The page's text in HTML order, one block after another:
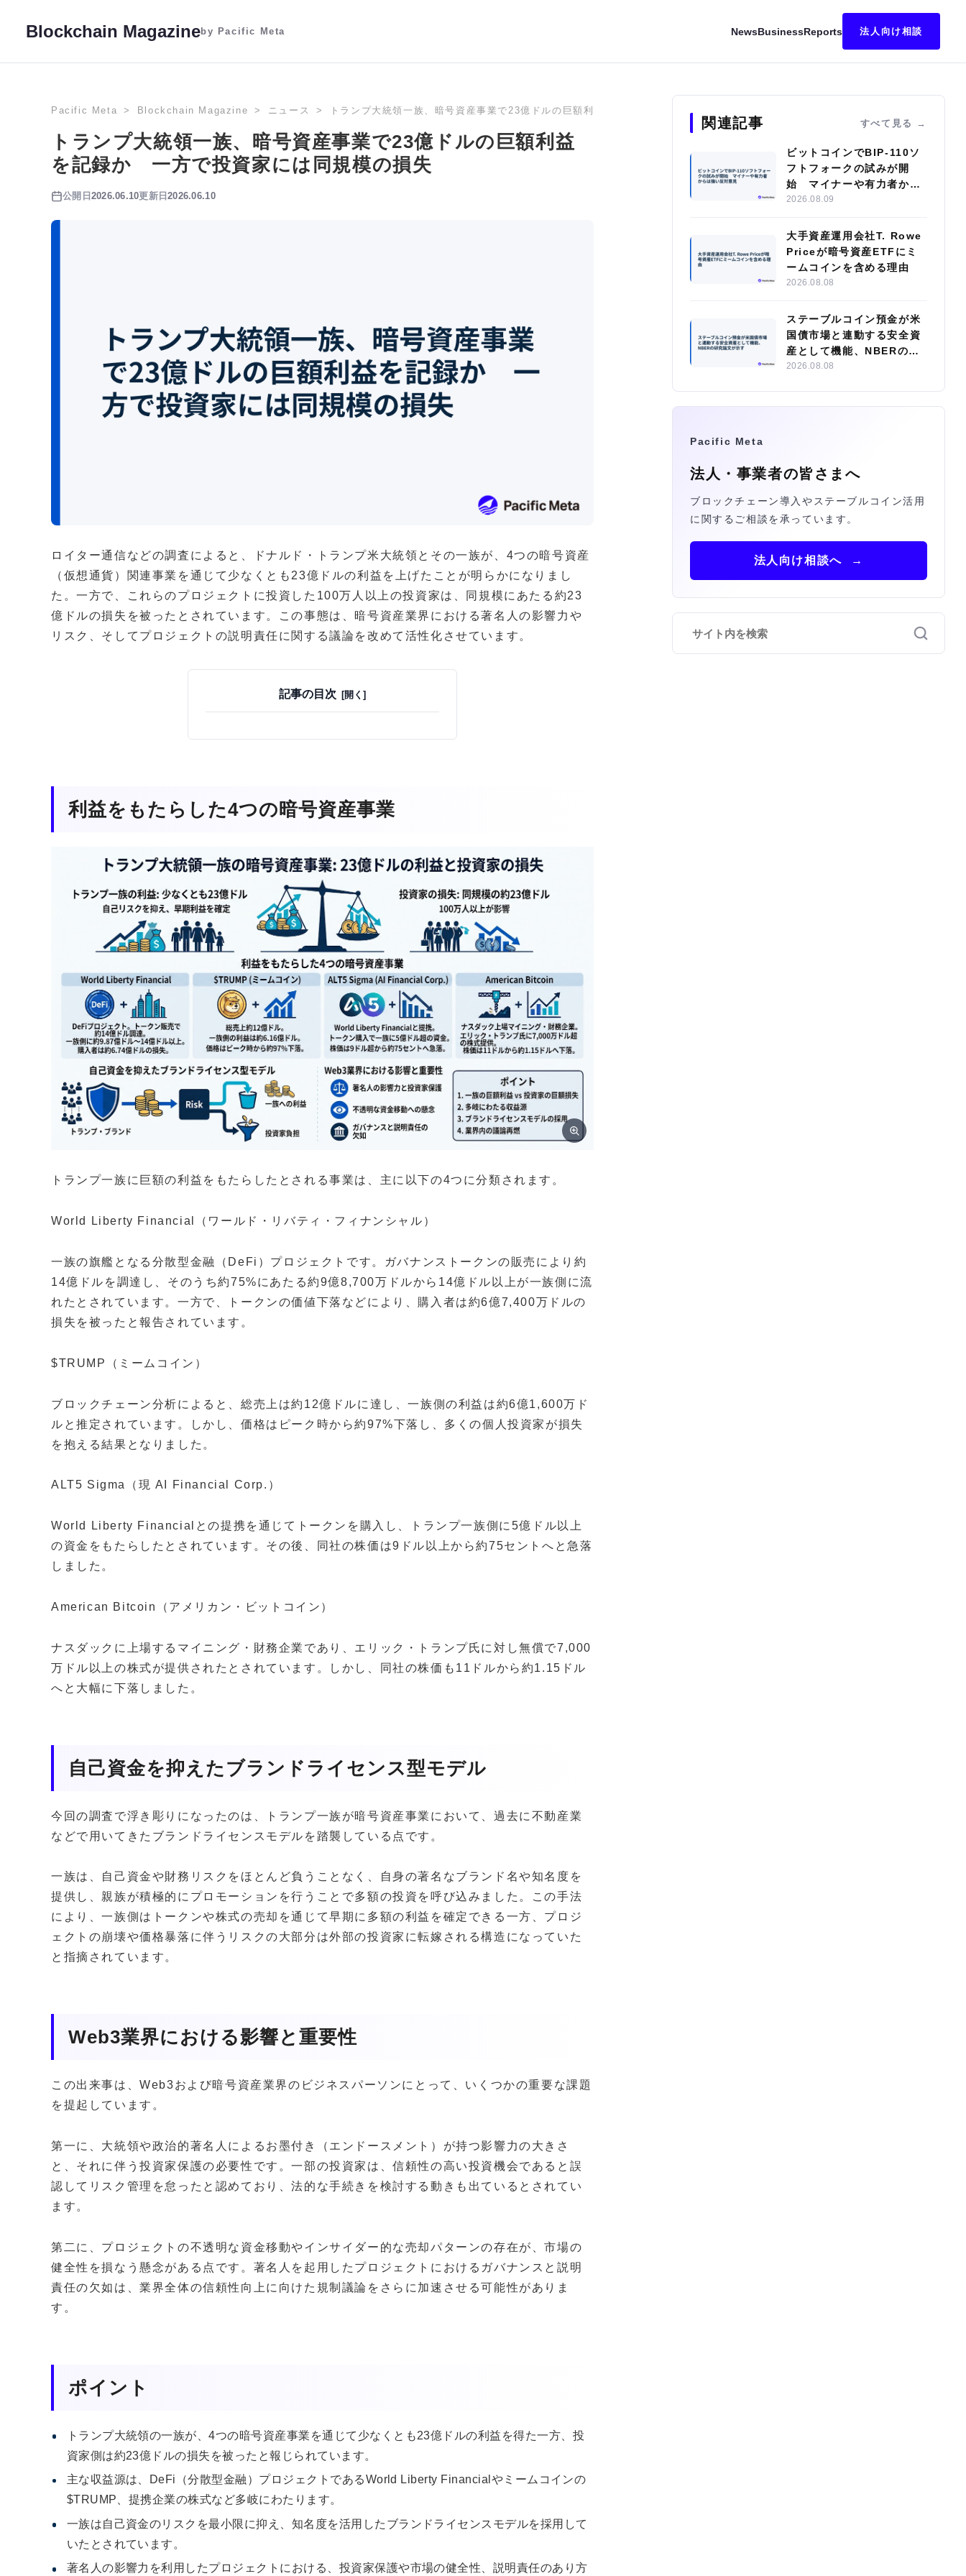
Blockchain Magazineby Pacific Meta NewsBusinessReports 法人向け相談
Pacific Meta Blockchain Magazine ニュース トランプ大統領一族、暗号資産事業で23億ドルの巨額利益を記録か 一方で投資家には同規模の損失
トランプ大統領一族、暗号資産事業で23億ドルの巨額利益
を記録か 一方で投資家には同規模の損失
公開日 2026.06.10更新日2026.06.10
ロイター通信などの調査によると、ドナルド・トランプ米大統領とその一族が、4つの暗号資産
（仮想通貨）関連事業を通じて少なくとも23億ドルの利益を上げたことが明らかになりまし
た。一方で、これらのプロジェクトに投資した100万人以上の投資家は、同規模にあたる約23
億ドルの損失を被ったとされています。この事態は、暗号資産業界における著名人の影響力や
リスク、そしてプロジェクトの説明責任に関する議論を改めて活性化させています。
記事の目次
利益をもたらした4つの暗号資産事業
トランプ一族に巨額の利益をもたらしたとされる事業は、主に以下の4つに分類されます。
World Liberty Financial（ワールド・リバティ・フィナンシャル）
一族の旗艦となる分散型金融（DeFi）プロジェクトです。ガバナンストークンの販売により約
14億ドルを調達し、そのうち約75%にあたる約9億8,700万ドルから14億ドル以上が一族側に流
れたとされています。一方で、トークンの価値下落などにより、購入者は約6億7,400万ドルの
損失を被ったと報告されています。
$TRUMP（ミームコイン）
ブロックチェーン分析によると、総売上は約12億ドルに達し、一族側の利益は約6億1,600万ド
ルと推定されています。しかし、価格はピーク時から約97%下落し、多くの個人投資家が損失
を抱える結果となりました。
ALT5 Sigma（現 AI Financial Corp.）
World Liberty Financialとの提携を通じてトークンを購入し、トランプ一族側に5億ドル以上
の資金をもたらしたとされています。その後、同社の株価は9ドル以上から約75セントへと急落
しました。
American Bitcoin（アメリカン・ビットコイン）
ナスダックに上場するマイニング・財務企業であり、エリック・トランプ氏に対し無償で7,000
万ドル以上の株式が提供されたとされています。しかし、同社の株価も11ドルから約1.15ドル
へと大幅に下落しました。
自己資金を抑えたブランドライセンス型モデル
今回の調査で浮き彫りになったのは、トランプ一族が暗号資産事業において、過去に不動産業
などで用いてきたブランドライセンスモデルを踏襲している点です。
一族は、自己資金や財務リスクをほとんど負うことなく、自身の著名なブランド名や知名度を
提供し、親族が積極的にプロモーションを行うことで多額の投資を呼び込みました。この手法
により、一族側はトークンや株式の売却を通じて早期に多額の利益を確定できる一方、プロジ
ェクトの崩壊や価格暴落に伴うリスクの大部分は外部の投資家に転嫁される構造になっていた
と指摘されています。
Web3業界における影響と重要性
この出来事は、Web3および暗号資産業界のビジネスパーソンにとって、いくつかの重要な課題
を提起しています。
第一に、大統領や政治的著名人によるお墨付き（エンドースメント）が持つ影響力の大きさ
と、それに伴う投資家保護の必要性です。一部の投資家は、信頼性の高い投資機会であると誤
認してリスク管理を怠ったと認めており、法的な手続きを検討する動きも出ているとされてい
ます。
第二に、プロジェクトの不透明な資金移動やインサイダー的な売却パターンの存在が、市場の
健全性を損なう懸念がある点です。著名人を起用したプロジェクトにおけるガバナンスと説明
責任の欠如は、業界全体の信頼性向上に向けた規制議論をさらに加速させる可能性がありま
す。
ポイント
トランプ大統領の一族が、4つの暗号資産事業を通じて少なくとも23億ドルの利益を得た一方、投
資家側は約23億ドルの損失を被ったと報じられています。
主な収益源は、DeFi（分散型金融）プロジェクトであるWorld Liberty Financialやミームコインの
$TRUMP、提携企業の株式など多岐にわたります。
一族は自己資金のリスクを最小限に抑え、知名度を活用したブランドライセンスモデルを採用して
いたとされています。
著名人の影響力を利用したプロジェクトにおける、投資家保護や市場の健全性、説明責任のあり方
関連記事 すべて見る
ビットコインでBIP-110ソ
フトフォークの試みが開
始 マイナーや有力者から
は強い反対意見
2026.08.09
大手資産運用会社T. Rowe
Priceが暗号資産ETFにミ
ームコインを含める理由
2026.08.08
ステーブルコイン預金が米
国債市場と連動する安全資
産として機能、NBERの研
究論文が示す
2026.08.08
Pacific Meta
法人・事業者の皆さまへ
ブロックチェーン導入やステーブルコイン活用
に関するご相談を承っています。
法人向け相談へ